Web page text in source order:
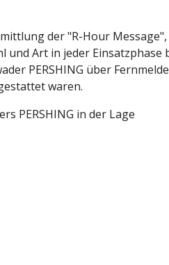
der "R-Hour Message",
Art in jeder Einsatzphase
PERSHING über
waren.
PERSHING in der Lage